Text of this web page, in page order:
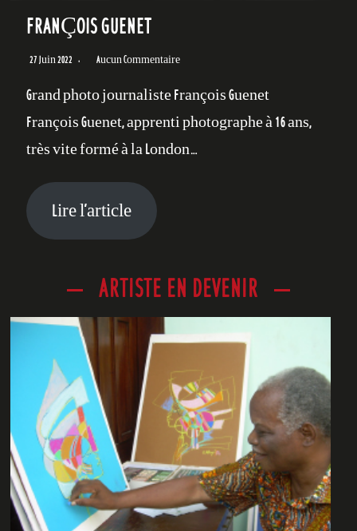
FRANÇOIS GUENET
27 Juin 2022 Aucun Commentaire
Grand photo journaliste François Guenet
François Guenet, apprenti photographe à 16 ans,
très vite formé à la London…
Lire l’article
ARTISTE EN DEVENIR